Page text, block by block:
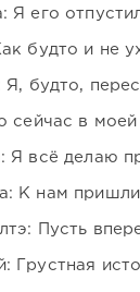
Я его
будто и не
будто,
сейчас в
Я всё делаю
К нам
Пусть
Грустная